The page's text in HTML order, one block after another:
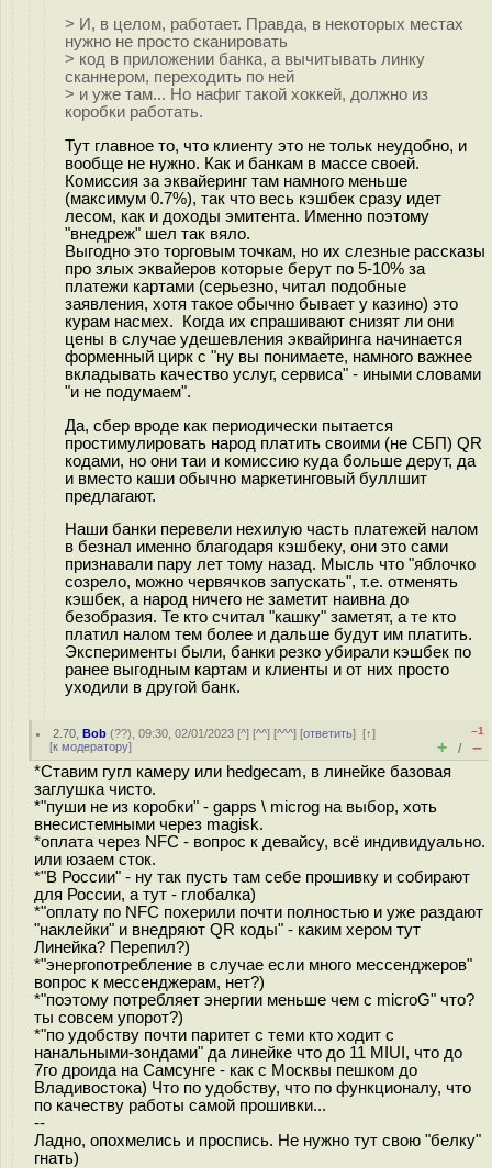
> И, в целом, работает. Правда, в некоторых местах
нужно не просто сканировать
> код в приложении банка, а вычитывать линку
сканнером, переходить по ней
> и уже там... Но нафиг такой хоккей, должно из
коробки работать.
Тут главное то, что клиенту это не тольк неудобно, и
вообще не нужно. Как и банкам в массе своей.
Комиссия за эквайеринг там намного меньше
(максимум 0.7%), так что весь кэшбек сразу идет
лесом, как и доходы эмитента. Именно поэтому
"внедреж" шел так вяло.
Выгодно это торговым точкам, но их слезные рассказы
про злых эквайеров которые берут по 5-10% за
платежи картами (серьезно, читал подобные
заявления, хотя такое обычно бывает у казино) это
курам насмех. Когда их спрашивают снизят ли они
цены в случае удешевления эквайринга начинается
форменный цирк с "ну вы понимаете, намного важнее
вкладывать качество услуг, сервиса" - иными словами
"и не подумаем".
Да, сбер вроде как периодически пытается
простимулировать народ платить своими (не СБП) QR
кодами, но они таи и комиссию куда больше дерут, да
и вместо каши обычно маркетинговый буллшит
предлагают.
Наши банки перевели нехилую часть платежей налом
в безнал именно благодаря кэшбеку, они это сами
признавали пару лет тому назад. Мысль что "яблочко
созрело, можно червячков запускать", т.е. отменять
кэшбек, а народ ничего не заметит наивна до
безобразия. Те кто считал "кашку" заметят, а те кто
платил налом тем более и дальше будут им платить.
Эксперименты были, банки резко убирали кэшбек по
ранее выгодным картам и клиенты и от них просто
уходили в другой банк.
2.70 ,Bob (??), 09:30, 02/01/2023 [^] [^^] [^^^] [ответить][↑]
[к модератору]
–1
+ / –
*Ставим гугл камеру или hedgecam, в линейке базовая
заглушка чисто.
*"пуши не из коробки" - gapps \ microg на выбор, хоть
внесистемными через magisk.
*оплата через NFC - вопрос к девайсу, всё индивидуально.
или юзаем сток.
*"В России" - ну так пусть там себе прошивку и собирают
для России, а тут - глобалка)
*"оплату по NFC похерили почти полностью и уже раздают
"наклейки" и внедряют QR коды" - каким хером тут
Линейка? Перепил?)
*"энергопотребление в случае если много мессенджеров"
вопрос к мессенджерам, нет?)
*"поэтому потребляет энергии меньше чем с microG" что?
ты совсем упорот?)
*"по удобству почти паритет с теми кто ходит с
нанальными-зондами" да линейке что до 11 MIUI, что до
7го дроида на Самсунге - как с Москвы пешком до
Владивостока) Что по удобству, что по функционалу, что
по качеству работы самой прошивки...
--
Ладно, опохмелись и проспись. Не нужно тут свою "белку"
гнать)